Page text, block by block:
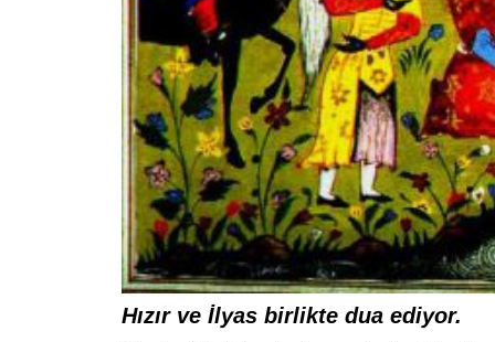
Hızır ve İlyas birlikte dua ediyor.